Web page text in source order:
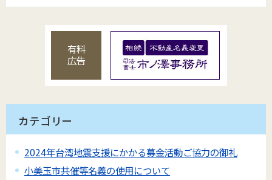
有料
広告
カテゴリー
2024年台湾地震支援にかかる募金活動ご協力の御礼
小美玉市共催等名義の使用について